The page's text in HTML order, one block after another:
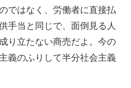
ではなく、労働者に直接払
手当と同じで、面倒見る人
り立たない商売だよ。今の
義のふりして半分社会主義